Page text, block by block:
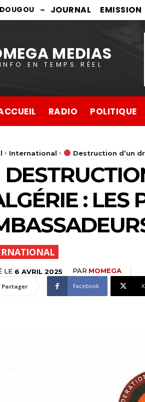
JOURNAL EMISSION
MEDIAS
EN TEMPS RÉEL
RADIO POLITIQUE
International Destruction d’un
: LES
LE 6 AVRIL 2025 PAR MOMEGA
Partager Facebook X